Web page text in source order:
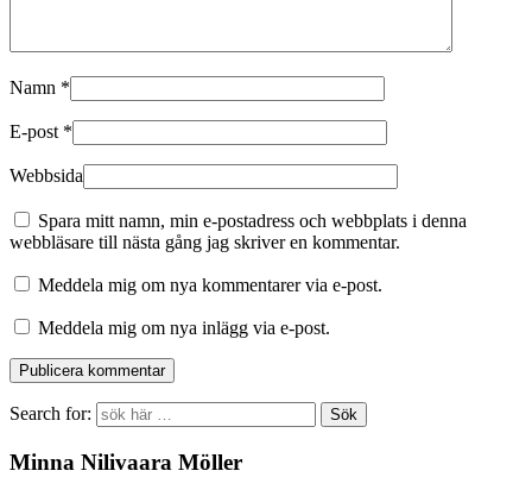
Namn *
E-post *
Webbsida
Spara mitt namn, min e-postadress och webbplats i denna
webbläsare till nästa gång jag skriver en kommentar.
Meddela mig om nya kommentarer via e-post.
Meddela mig om nya inlägg via e-post.
Search for:
Minna Nilivaara Möller